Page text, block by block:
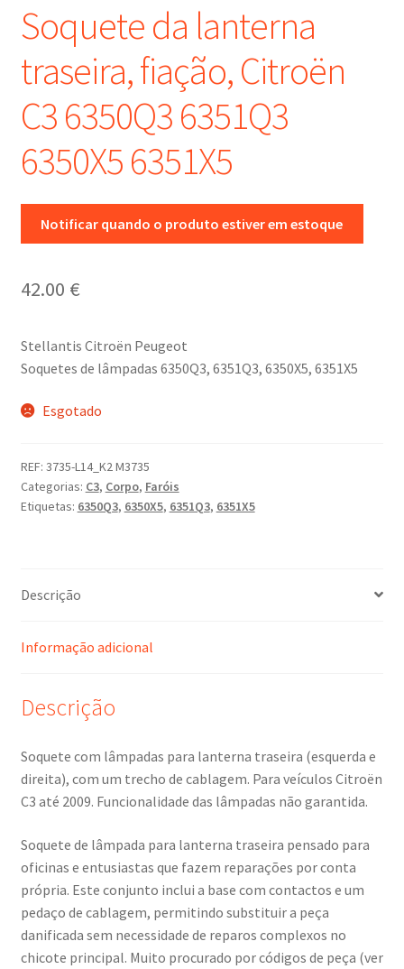
Soquete da lanterna
traseira, fiação, Citroën
C3 6350Q3 6351Q3
6350X5 6351X5
Notificar quando o produto estiver em estoque
42.00 €
Stellantis Citroën Peugeot
Soquetes de lâmpadas 6350Q3, 6351Q3, 6350X5, 6351X5
Esgotado
REF: 3735-L14_K2 M3735
Categorias: C3, Corpo, Faróis
Etiquetas: 6350Q3, 6350X5, 6351Q3, 6351X5
Descrição
Informação adicional
Descrição
Soquete com lâmpadas para lanterna traseira (esquerda e
direita), com um trecho de cablagem. Para veículos Citroën
C3 até 2009. Funcionalidade das lâmpadas não garantida.
Soquete de lâmpada para lanterna traseira pensado para
oficinas e entusiastas que fazem reparações por conta
própria. Este conjunto inclui a base com contactos e um
pedaço de cablagem, permitindo substituir a peça
danificada sem necessidade de reparos complexos no
chicote principal. Muito procurado por códigos de peça (ver